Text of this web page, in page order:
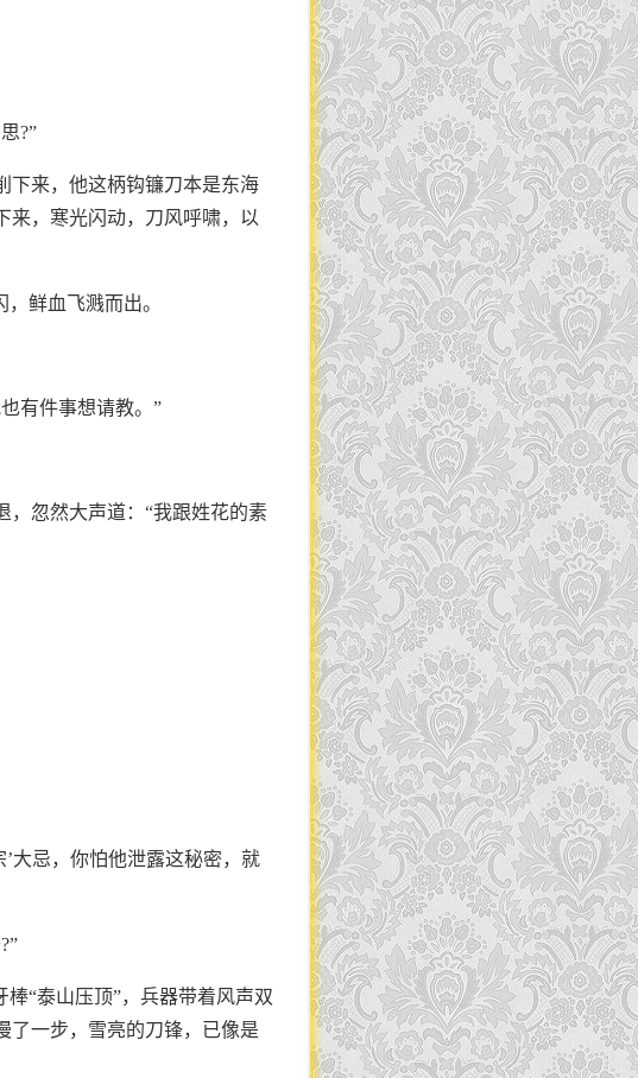
?”
下来，他这柄钩镰刀本是东海
来，寒光闪动，刀风呼啸，以
鲜血飞溅而出。
有件事想请教。”
，忽然大声道：“我跟姓花的素
大忌，你怕他泄露这秘密，就
“泰山压顶”，兵器带着风声双
了一步，雪亮的刀锋，已像是